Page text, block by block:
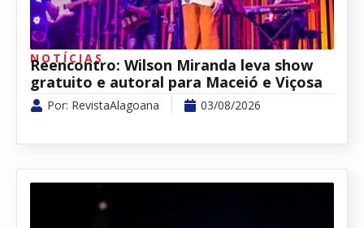
NOTÍCIAS
Reencontro: Wilson Miranda leva show
gratuito e autoral para Maceió e Viçosa
Por: RevistaAlagoana 03/08/2026